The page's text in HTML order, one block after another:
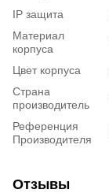
IP защита
Материал
корпуса
Цвет корпуса
Страна
производитель
Референция
Производителя
Отзывы